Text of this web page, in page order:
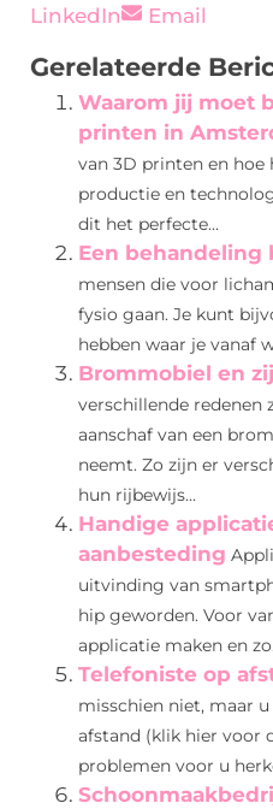
LinkedIn
Email
Gerelateerde
Waarom jij moet
printen in
van 3D printen en hoe
productie en
dit het perfecte...
Een behandeling
mensen die voor
fysio gaan. Je kunt
hebben waar je vanaf
Brommobiel en
verschillende redenen
aanschaf van een
neemt. Zo zijn er
hun rijbewijs...
Handige
aanbesteding
uitvinding van
hip geworden. Voor
applicatie maken en
Telefoniste op
misschien niet, maar
afstand (klik hier voor
problemen voor u